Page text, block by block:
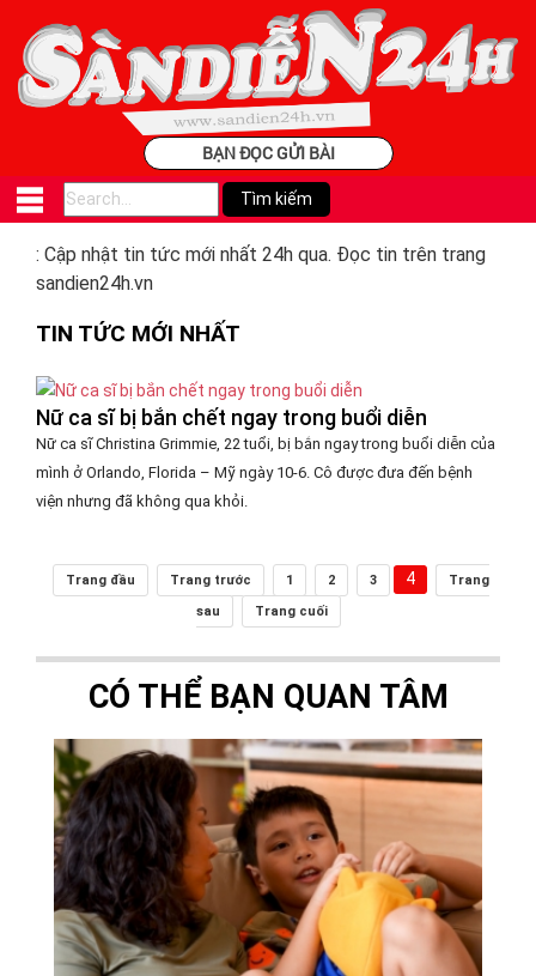
BẠN ĐỌC GỬI BÀI
: Cập nhật tin tức mới nhất 24h qua. Đọc tin trên trang
sandien24h.vn
TIN TỨC MỚI NHẤT
Nữ ca sĩ bị bắn chết ngay trong buổi diễn
Nữ ca sĩ Christina Grimmie, 22 tuổi, bị bắn ngay trong buổi diễn của
mình ở Orlando, Florida – Mỹ ngày 10-6. Cô được đưa đến bệnh
viện nhưng đã không qua khỏi.
Trang đầu Trang trước 1 2 3 4
Trang
sau
Trang cuối
CÓ THỂ BẠN QUAN TÂM